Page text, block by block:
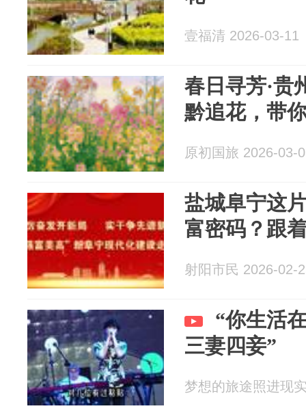
壹福清 2026-03-11
春日寻芳·贵
黔追花，带
原初国旅 2026-03-
盐城阜宁这
富密码？跟
射阳市民 2026-02-
“你生活
三妻四妾”
梦想的旅途照进现